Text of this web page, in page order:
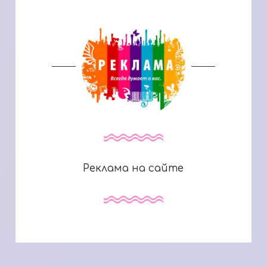
Реклама на сайте